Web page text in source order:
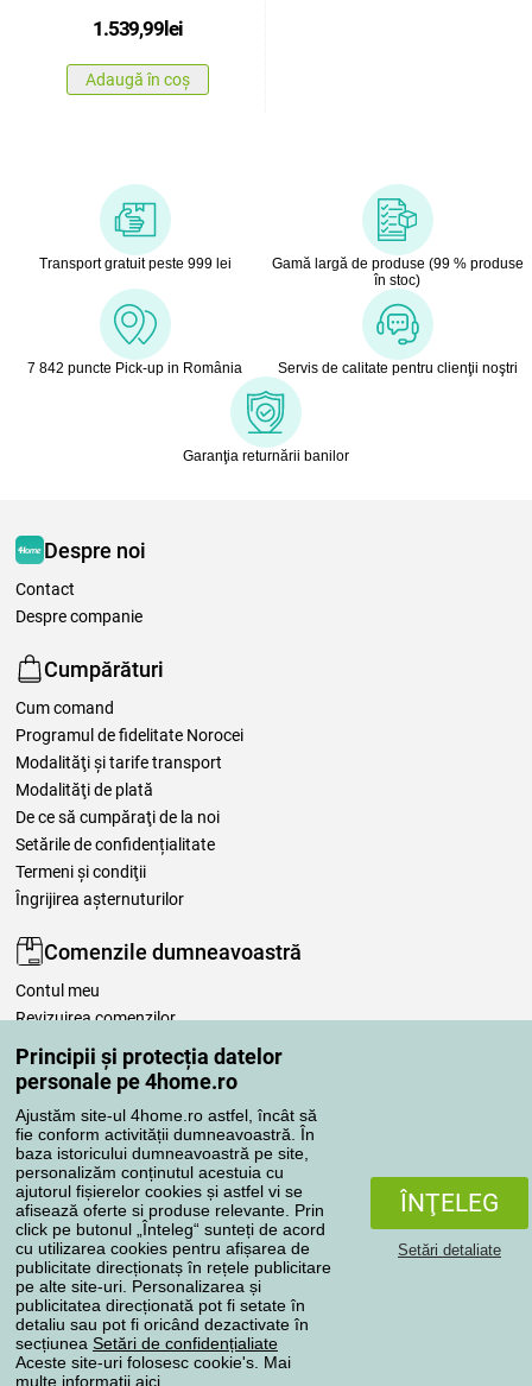
Principii și protecția datelor
personale pe 4home.ro
Ajustăm site-ul 4home.ro astfel, încât să
fie conform activității dumneavoastră. În
baza istoricului dumneavoastră pe site,
personalizăm conținutul acestuia cu
ajutorul fișierelor cookies și astfel vi se
afisează oferte si produse relevante. Prin
click pe butonul „Înteleg“ sunteți de acord
cu utilizarea cookies pentru afișarea de
publicitate direcționatș în rețele publicitare
pe alte site-uri. Personalizarea și
publicitatea direcționată pot fi setate în
detaliu sau pot fi oricând dezactivate în
secțiunea Setări de confidențialiate
Aceste site-uri folosesc cookie's. Mai
multe informaţii aici
ÎNŢELEG
Setări detaliate
1.539,99lei
Adaugă în coș
Transport gratuit peste 999 lei
Gamă largă de produse (99 % produse
în stoc)
7 842 puncte Pick-up in România Servis de calitate pentru clienţii noştri
Garanţia returnării banilor
Despre noi
Contact
Despre companie
Cumpărături
Cum comand
Programul de fidelitate Norocei
Modalităţi şi tarife transport
Modalităţi de plată
De ce să cumpăraţi de la noi
Setările de confidențialitate
Termeni şi condiţii
Îngrijirea așternuturilor
Comenzile dumneavoastră
Contul meu
Revizuirea comenzilor
Reclamaţii
Retragere de la contract
Regulile de procesare a recenziilor
Metode de transport
Metode de plată
Magazin de încredere